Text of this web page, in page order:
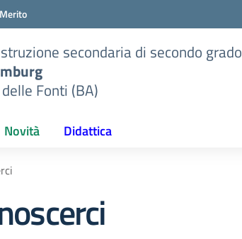
secondaria di secondo grado
Fonti (BA)
Novità Didattica